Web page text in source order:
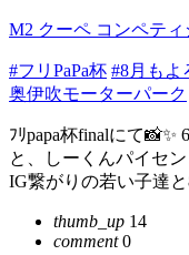
M2 クーペ コンペティ
#フリPaPa杯 #8月もよ
奥伊吹モーターパーク
ﾌﾘpapa杯finalにて
と、しーくんパイセ
IG繋がりの若い子達
thumb_up 14
comment0